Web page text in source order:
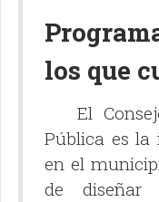
los que
El
Pública es la
en el
de diseñar